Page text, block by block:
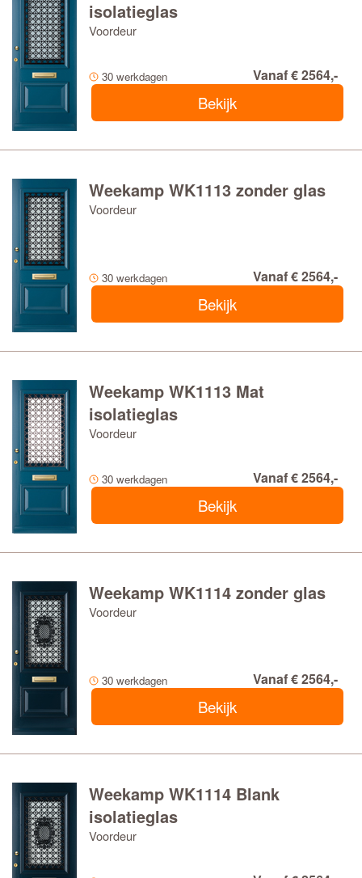
isolatieglas
Voordeur
30 werkdagen Vanaf € 2564,-
Bekijk
Weekamp WK1113 zonder glas
Voordeur
30 werkdagen Vanaf € 2564,-
Bekijk
Weekamp WK1113 Mat
isolatieglas
Voordeur
30 werkdagen Vanaf € 2564,-
Bekijk
Weekamp WK1114 zonder glas
Voordeur
30 werkdagen Vanaf € 2564,-
Bekijk
Weekamp WK1114 Blank
isolatieglas
Voordeur